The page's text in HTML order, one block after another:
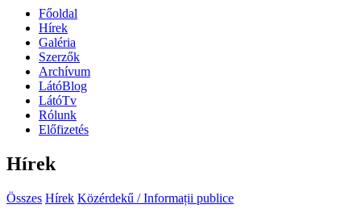
Főoldal
Hírek
Galéria
Szerzők
Archívum
LátóBlog
LátóTv
Rólunk
Előfizetés
Hírek
Összes Hírek Közérdekű / Informații publice